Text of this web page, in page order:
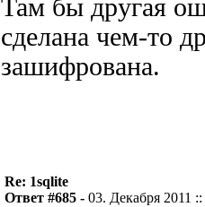
Там бы другая
сделана чем-то
зашифрована.
Re: 1sqlite
Ответ #685 - 03. Декабря 2011